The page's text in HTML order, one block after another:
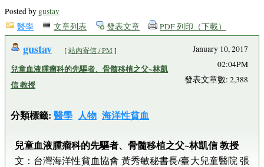
Posted by gustav
醫學
文章列表 發表文章 PDF 列印（下載）
gustav [站內寄信 / PM ]
兒童血液腫瘤科的先驅者、骨髓移植之父~林凱
信 教授
分類標籤: 醫學 人物 海洋性貧血
January 10, 2017
02:04PM
發表文章數: 2,388
兒童血液腫瘤科的先驅者、骨髓移植之父~林凱信 教授
文：台灣海洋性貧血協會 黃秀敏秘書長/臺大兒童醫院 張